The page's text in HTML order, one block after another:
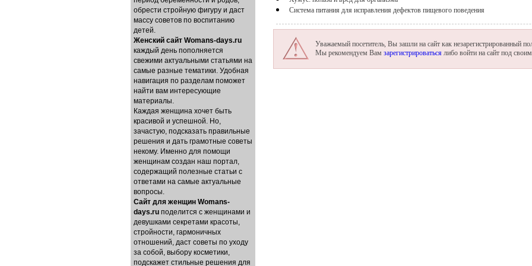
обрести стройную фигуру и даст
массу советов по воспитанию
детей.
Женский сайт Womans-days.ru
каждый день пополняется
свежими актуальными статьями на
самые разные тематики. Удобная
навигация по разделам поможет
найти вам интересующие
материалы.
Каждая женщина хочет быть
красивой и успешной. Но,
зачастую, подсказать правильные
решения и дать грамотные советы
некому. Именно для помощи
женщинам создан наш портал,
содержащий полезные статьи с
ответами на самые актуальные
вопросы.
Cайт для женщин Womans-
days.ru поделится с женщинами и
девушками секретами красоты,
стройности, гармоничных
отношений, даст советы по уходу
за собой, выбору косметики,
подскажет стильные решения для
Система питания для исправления дефектов пищевого поведения
Уважаемый посетитель, Вы зашли на сайт как незарегистрированный
Мы рекомендуем Вам зарегистрироваться либо войти на сайт под